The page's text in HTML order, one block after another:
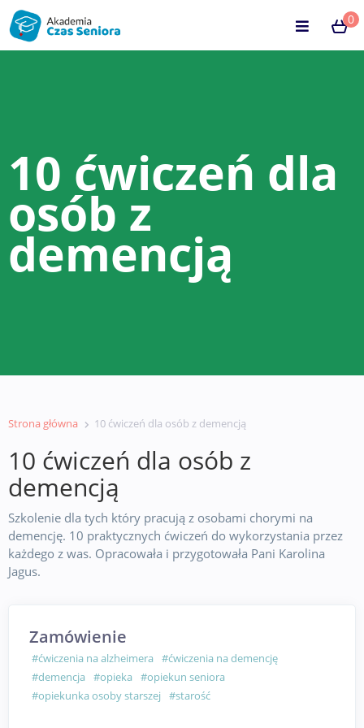
0
10 ćwiczeń dla
osób z
demencją
Strona główna 10 ćwiczeń dla osób z demencją
10 ćwiczeń dla osób z
demencją
Szkolenie dla tych który pracują z osobami chorymi na
demencję. 10 praktycznych ćwiczeń do wykorzystania przez
każdego z was. Opracowała i przygotowała Pani Karolina
Jagus.
Zamówienie
#ćwiczenia na alzheimera #ćwiczenia na demencję
#demencja #opieka #opiekun seniora
#opiekunka osoby starszej #starość